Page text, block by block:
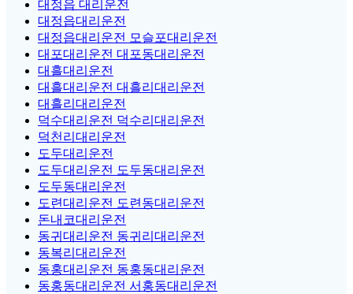
대정읍 대리운전
대정읍대리운전
대정읍대리운전 모슬포대리운전
대포대리운전 대포동대리운전
대흘대리운전
대흘대리운전 대흘리대리운전
대흘리대리운전
덕수대리운전 덕수리대리운전
덕천리대리운전
도두대리운전
도두대리운전 도두동대리운전
도두동대리운전
도련대리운전 도련동대리운전
돈내코대리운전
동귀대리운전 동귀리대리운전
동복리대리운전
동홍대리운전 동홍동대리운전
동홍동대리운전 서홍동대리운전